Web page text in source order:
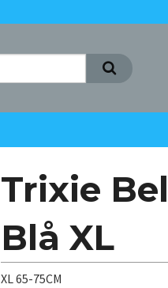
Trixie
Blå XL
XL 65-75CM